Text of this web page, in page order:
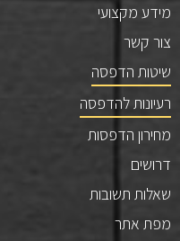
מידע מקצועי
צור קשר
שיטות הדפסה
רעיונות להדפסה
מחירון הדפסות
דרושים
שאלות תשובות
מפת אתר